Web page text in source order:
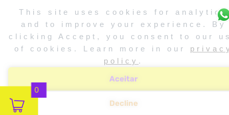
This site uses cookies for analytics
and to improve your experience. By
clicking Accept, you consent to our
of cookies. Learn more in our
policy .
Aceitar
Decline
0